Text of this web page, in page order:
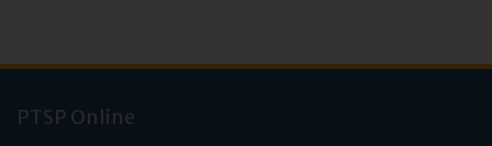
PTSP Online